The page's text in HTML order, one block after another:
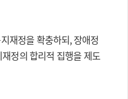
재정을 확충하되, 장애정
정의 합리적 집행을 제도